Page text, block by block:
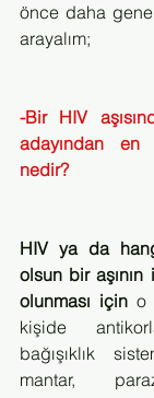
önce daha
arayalım;
-Bir HIV
adayından en
nedir?
HIV ya da
olsun bir aşının
olunması için o
kişide
bağışıklık
mantar,